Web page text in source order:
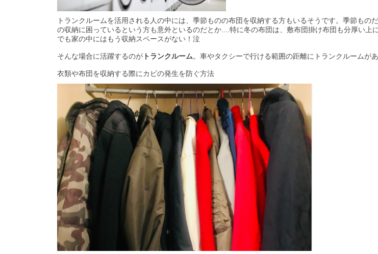
トランクルームを活用される人の中には、季節ものの布団を収納する方もいるそうです。季節もの
の収納に困っているという方も意外といるのだとか....特に冬の布団は、敷布団掛け布団も分厚い上
でも家の中にはもう収納スペースがない！泣
そんな場合に活躍するのが トランクルーム。車やタクシーで行ける範囲の距離にトランクルームが
衣類や布団を収納する際にカビの発生を防ぐ方法